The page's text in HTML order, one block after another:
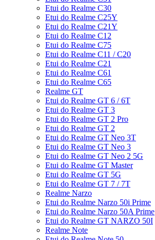
Etui do Realme C30
Etui do Realme C25Y
Etui do Realme C21Y
Etui do Realme C12
Etui do Realme C75
Etui do Realme C11 / C20
Etui do Realme C21
Etui do Realme C61
Etui do Realme C65
Realme GT
Etui do Realme GT 6 / 6T
Etui do Realme GT 3
Etui do Realme GT 2 Pro
Etui do Realme GT 2
Etui do Realme GT Neo 3T
Etui do Realme GT Neo 3
Etui do Realme GT Neo 2 5G
Etui do Realme GT Master
Etui do Realme GT 5G
Etui do Realme GT 7 / 7T
Realme Narzo
Etui do Realme Narzo 50i Prime
Etui do Realme Narzo 50A Prime
Etui do Realme GT NARZO 50I
Realme Note